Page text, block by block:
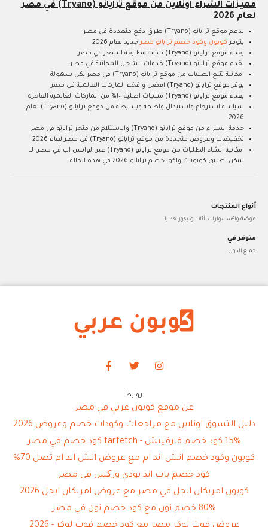
مميزات الشراء اونلاين من موقع ترايانو (Tryano) في مصر
لعام 2026
يدعم موقع ترايانو (Tryano) طرق دفع متعددة في مصر
يتوفر كوبون وكود خصم ترايانو مصر جديد لعام 2026
يقدم موقع ترايانو (Tryano) خدمة مطابقة السعر في مصر
يقدم موقع ترايانو (Tryano) خدمات الشحن المجانية في مصر
امكانية تتبع الطلبات من موقع ترايانو (Tryano) في مصر بكل سهولة
يوفر موقع ترايانو (Tryano) افضل وافخم الماركات العالمية في مصر
يقدم موقع ترايانو (Tryano) منتجات اصلية ١٠٠% من الماركات العالمية الفاخرة
سياسة استرجاع واستبدال واضحة وبسيطة من موقع ترايانو (Tryano) لعام
2026
خدمة الشراء من موقع ترايانو (Tryano) والاستلام من متجر ترايانو في مصر
تخفيضات وعروض متجددة من موقع ترايانو (Tryano) في مصر لعام 2026
امكانية انشاء الطلبات من موقع ترايانو (Tryano) عبر الواتس اب في مصر، لا
يمكن تطبيق كوبونات واكوا خصم ترايانو 2026 في هذه الحالة
أنواع المنتجات
موضة واكسسوارات, أثاث وديكور, هدايا
متوفر في
جميع الدول
روابط
عن موقع كوبون عربي في مصر
دليل التسوق اونلاين مع مراجعات وكودات خصم وعروض 2026
15% كود خصم فارفيتش - farfetch كود خصم في مصر
كوبون وكود خصم اتش اند ام مع عروض اتش اند ام تصل 70%
كود خصم باث اند بودي ورکس في مصر
كوبون امريكان ايجل في مصر مع عروض امريكان ايجل 2026
80% خصم نون مع كود خصم نون في مصر